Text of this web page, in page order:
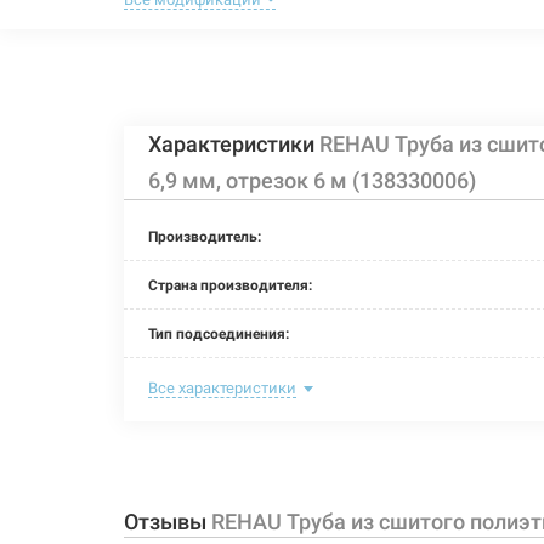
Артикул:
213421
REHAU Труба
мм, отрезок 6 м
Артикул:
REHAU Труба
мм, отрезок 6
Характеристики REHAU Труба из
6,9 мм, отрезок 6 м (138330006)
Производитель:
Страна производителя:
Тип подсоединения:
Номинальное давление:
Рабочая среда:
Все характеристики
Отзывы REHAU Труба из сшитого